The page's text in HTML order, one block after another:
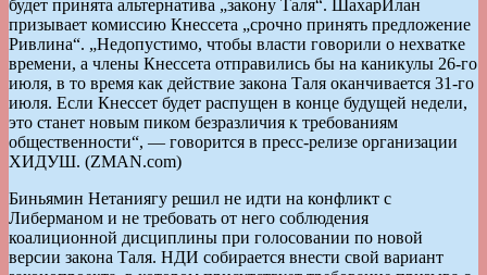
будет принята альтернатива „закону Таля“. ШахарИлан
призывает комиссию Кнессета „срочно принять предложение
Ривлина“. „Недопустимо, чтобы власти говорили о нехватке
времени, а члены Кнессета отправились бы на каникулы 26-го
июля, в то время как действие закона Таля оканчивается 31-го
июля. Если Кнессет будет распущен в конце будущей недели,
это станет новым пиком безразличия к требованиям
общественности“, — говорится в пресс-релизе организации
ХИДУШ. (ZMAN.com)
Биньямин Нетаниягу решил не идти на конфликт с
Либерманом и не требовать от него соблюдения
коалиционной дисциплины при голосовании по новой
версии закона Таля. НДИ собирается внести свой вариант